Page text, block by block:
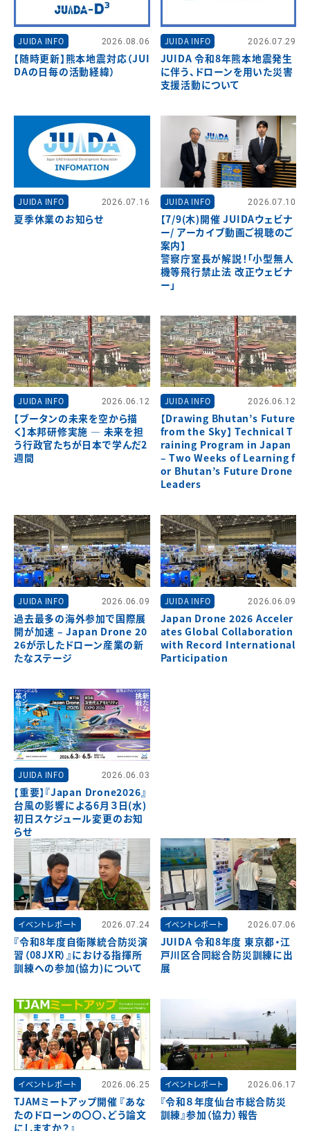
JUIDA INFO 2026.08.06
【随時更新】熊本地震対応（JUI
DAの日毎の活動経緯）
JUIDA INFO 2026.07.29
JUIDA 令和8年熊本地震発生
に伴う、ドローンを用いた災害
支援活動について
JUIDA INFO 2026.07.16
夏季休業のお知らせ
JUIDA INFO 2026.07.10
【7/9(木)開催 JUIDAウェビナ
ー/ アーカイブ動画ご視聴のご
案内】
警察庁室長が解説！「小型無人
機等飛行禁止法 改正ウェビナ
ー」
JUIDA INFO 2026.06.12
【ブータンの未来を空から描
く】本邦研修実施 ― 未来を担
う行政官たちが日本で学んだ2
週間
JUIDA INFO 2026.06.12
【Drawing Bhutan’s Future
from the Sky】 Technical T
raining Program in Japan
– Two Weeks of Learning f
or Bhutan’s Future Drone
Leaders
JUIDA INFO 2026.06.09
過去最多の海外参加で国際展
開が加速 – Japan Drone 20
26が示したドローン産業の新
たなステージ
JUIDA INFO 2026.06.09
Japan Drone 2026 Acceler
ates Global Collaboration
with Record International
Participation
JUIDA INFO 2026.06.03
【重要】『Japan Drone2026』
台風の影響による6月３日(水)
初日スケジュール変更のお知
らせ
イベントレポート 2026.07.24
『令和8年度自衛隊統合防災演
習（08JXR）』における指揮所
訓練への参加(協力)について
イベントレポート 2026.07.06
JUIDA 令和8年度 東京都・江
戸川区合同総合防災訓練に出
展
イベントレポート 2026.06.25
TJAMミートアップ開催 『あな
たのドローンの〇〇、どう論文
にしますか？』
イベントレポート 2026.06.17
『令和８年度仙台市総合防災
訓練』参加（協力）報告